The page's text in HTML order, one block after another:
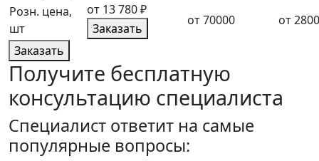
Розн. цена,
шт
от 13 780 ₽
Заказать
от 70000
от
Заказать
Получите бесплатную
консультацию специалиста
Cпециалист ответит на самые
популярные вопросы: